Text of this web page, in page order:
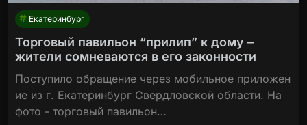
Екатеринбург
Торговый павильон “прилип” к дому –
жители сомневаются в его законности
Поступило обращение через мобильное приложен
ие из г. Екатеринбург Свердловской области. На
фото - торговый павильон…